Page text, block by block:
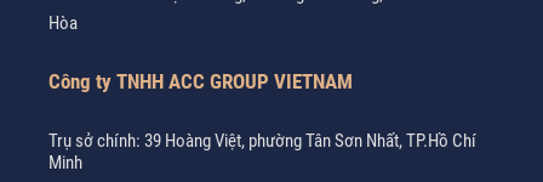
Hòa
Công ty TNHH ACC GROUP VIETNAM
Trụ sở chính: 39 Hoàng Việt, phường Tân Sơn Nhất, TP.Hồ Chí
Minh